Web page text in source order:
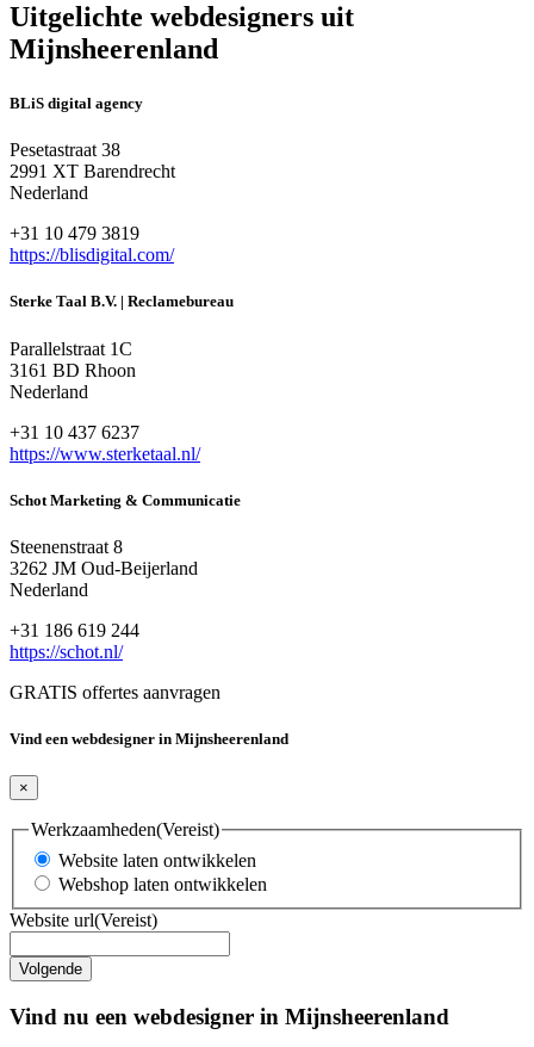
Uitgelichte webdesigners uit
Mijnsheerenland
BLiS digital agency
Pesetastraat 38
2991 XT Barendrecht
Nederland
+31 10 479 3819
https://blisdigital.com/
Sterke Taal B.V. | Reclamebureau
Parallelstraat 1C
3161 BD Rhoon
Nederland
+31 10 437 6237
https://www.sterketaal.nl/
Schot Marketing & Communicatie
Steenenstraat 8
3262 JM Oud-Beijerland
Nederland
+31 186 619 244
https://schot.nl/
GRATIS offertes aanvragen
Vind een webdesigner in Mijnsheerenland
×
Werkzaamheden(Vereist)
Website laten ontwikkelen
Webshop laten ontwikkelen
Website url(Vereist)
Vind nu een webdesigner in Mijnsheerenland